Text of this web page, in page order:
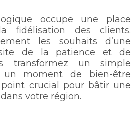
occupe une place
lafidélisation des clients.
les souhaits d’une
de la patience et de
transformez un simple
un moment de bien-être
point crucial pour bâtir une
votre région.